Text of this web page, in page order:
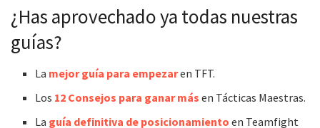
¿Has aprovechado ya todas nuestras
guías?
La mejor guía para empezaren TFT.
Los 12 Consejos para ganar más en Tácticas Maestras.
La guía definitiva de posicionamiento en Teamfight